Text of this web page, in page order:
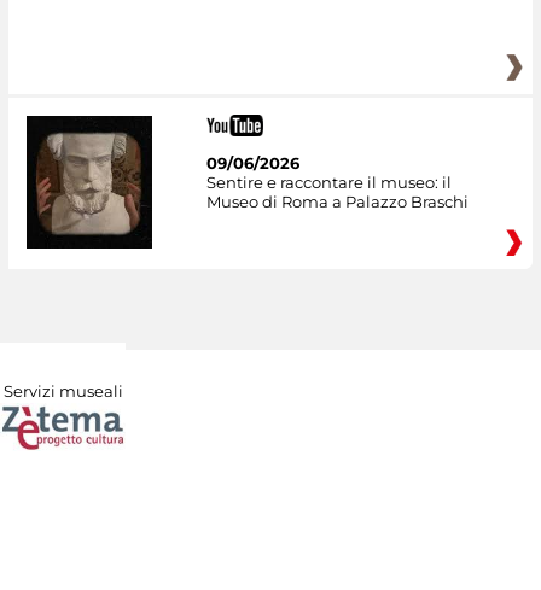
09/06/2026
Sentire e raccontare il museo: il
Museo di Roma a Palazzo Braschi
Servizi museali